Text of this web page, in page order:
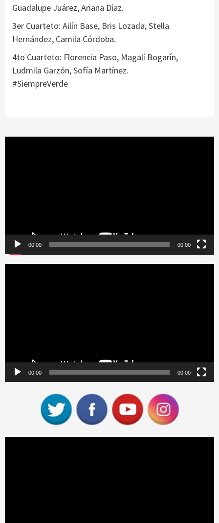
Guadalupe Juárez, Ariana Díaz.
3er Cuarteto: Ailín Base, Bris Lozada, Stella
Hernández, Camila Córdoba.
4to Cuarteto: Florencia Paso, Magalí Bogarín,
Ludmila Garzón, Sofía Martínez.
#SiempreVerde
00:00 00:00
00:00 00:00